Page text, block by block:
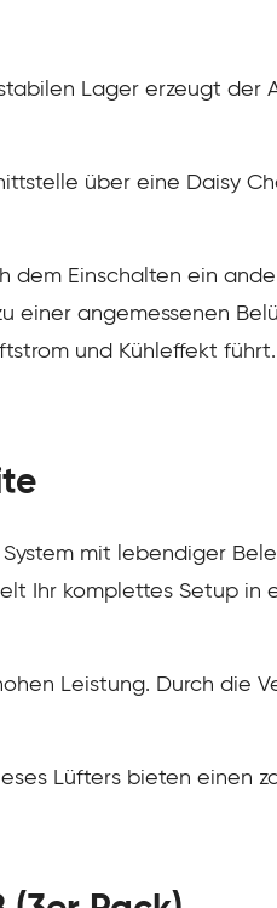
Lager erzeugt der
über eine Daisy
dem Einschalten ein
einer angemessenen
und Kühleffekt
System mit lebendiger
Ihr komplettes Setup in
Leistung. Durch die
Lüfters bieten einen